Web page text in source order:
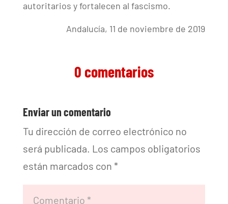
autoritarios y fortalecen al fascismo.
Andalucía, 11 de noviembre de 2019
0 comentarios
Enviar un comentario
Tu dirección de correo electrónico no
será publicada. Los campos obligatorios
están marcados con *